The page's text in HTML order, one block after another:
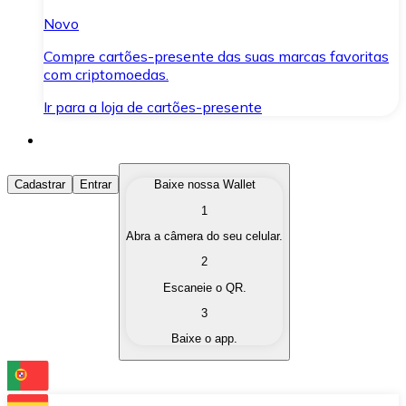
Novo
Compre cartões-presente das suas marcas favoritas
com criptomoedas.
Ir para a loja de cartões-presente
Comprar Criptomoedas
Compre as criptomoedas de seu interesse de forma
Converta suas criptomoedas em moeda fiduciária
Troque uma criptomoeda por outra
Cadastrar Entrar
Baixe nossa Wallet
1
Abra a câmera do seu celular.
2
Escaneie o QR.
3
Baixe o app.